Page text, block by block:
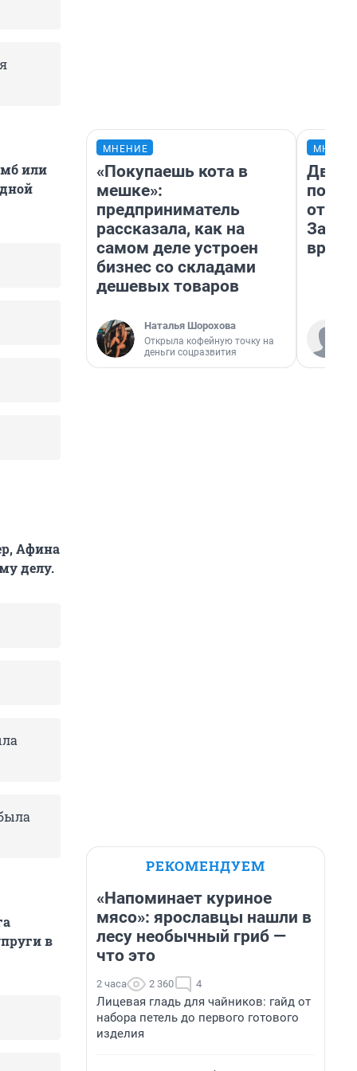
или
Афина
делу.
в
МНЕНИЕ
«Покупаешь кота в
мешке»:
предприниматель
рассказала, как на
самом деле устроен
бизнес со складами
дешевых товаров
Наталья Шорохова
Открыла кофейную точку на
деньги соцразвития
Два
от
РЕКОМЕНДУЕМ
«Напоминает куриное
мясо»: ярославцы нашли в
лесу необычный гриб —
что это
2 часа 2 360 4
Лицевая гладь для чайников: гайд от
набора петель до первого готового
изделия